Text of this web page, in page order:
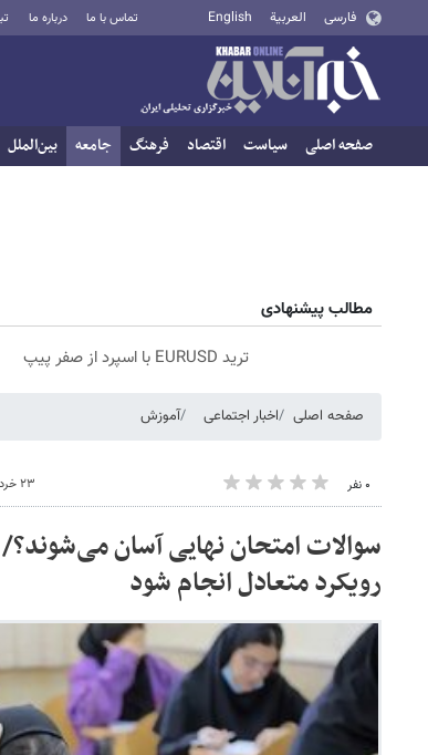
فارسی العربية English تماس با ما درباره ما
صفحه اصلی سیاست اقتصاد فرهنگ جامعه بین‌الملل
مطالب پیشنهادی
ترید EURUSD با اسپرد از صفر پیپ
صفحه اصلی اخبار اجتماعی آموزش
۰ نفر ۲۳ خرداد ۱۴۰۵ - ۱۹:۱۰
سوالات امتحان نهایی آسان
رویکرد متعادل انجام شود